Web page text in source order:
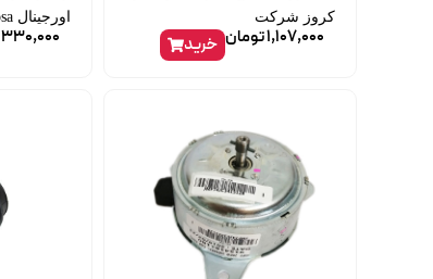
کروز شرکت
1,107,000تومان خرید
اورجینال psa
330,000